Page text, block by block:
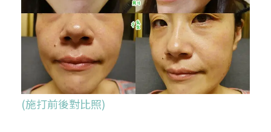
(施打前後對比照)